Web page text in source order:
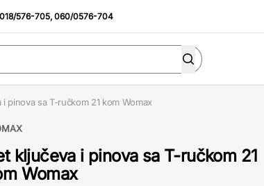
018/576-705,060/0576-704
i pinova sa T-ručkom 21 kom Womax
ključeva i pinova sa T-ručkom 21
Womax